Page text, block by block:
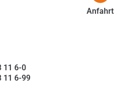
Anfahrt
11 6-0
11 6-99